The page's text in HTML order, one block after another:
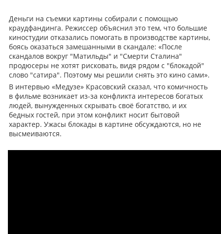
Деньги на съемки картины собирали с помощью
краудфандинга. Режиссер объяснил это тем, что большие
киностудии отказались помогать в производстве картины,
боясь оказаться замешанными в скандале: «После
скандалов вокруг "Матильды" и "Смерти Сталина"
продюсеры не хотят рисковать, видя рядом с "блокадой"
слово "сатира". Поэтому мы решили снять это кино сами».
В интервью «Медузе» Красовский сказал, что комичность
в фильме возникает из-за конфликта интересов богатых
людей, вынужденных скрывать своё богатство, и их
бедных гостей, при этом конфликт носит бытовой
характер. Ужасы блокады в картине обсуждаются, но не
высмеиваются.